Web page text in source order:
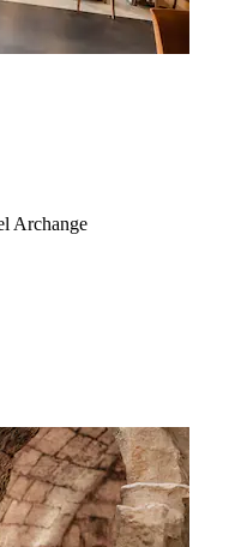
Archange